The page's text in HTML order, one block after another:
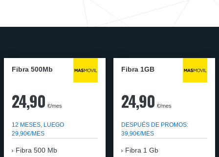
Fibra 500Mb
24,90 €/mes
12 MESES, LUEGO
29,90€/MES
Fibra 500 Mb
Fibra 1GB
24,90 €/mes
DESPUÉS DE PROMOS:
39,90€/MES
Fibra 1 Gb